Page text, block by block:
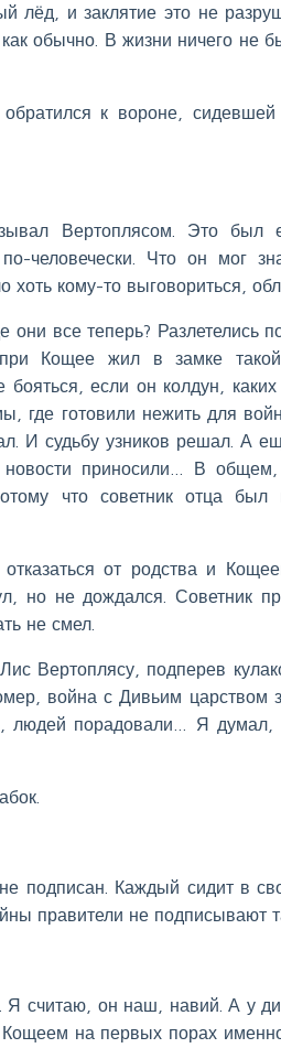
лёд, и заклятие это не
обычно. В жизни ничего не
к вороне,
Вертоплясом. Это был
по-человечески. Что он мог
кому-то выговориться,
они все теперь? Разлетелись
Кощее жил в замке
бояться, если он колдун,
где готовили нежить для
И судьбу узников решал. А
приносили… В
что советник отца
от родства и
но не дождался. Советник
не смел.
Вертоплясу, подперев
война с Дивьим царством
людей порадовали… Я думал,
подписан. Каждый сидит в
правители не подписывают
считаю, он наш, навий. А у
на первых порах